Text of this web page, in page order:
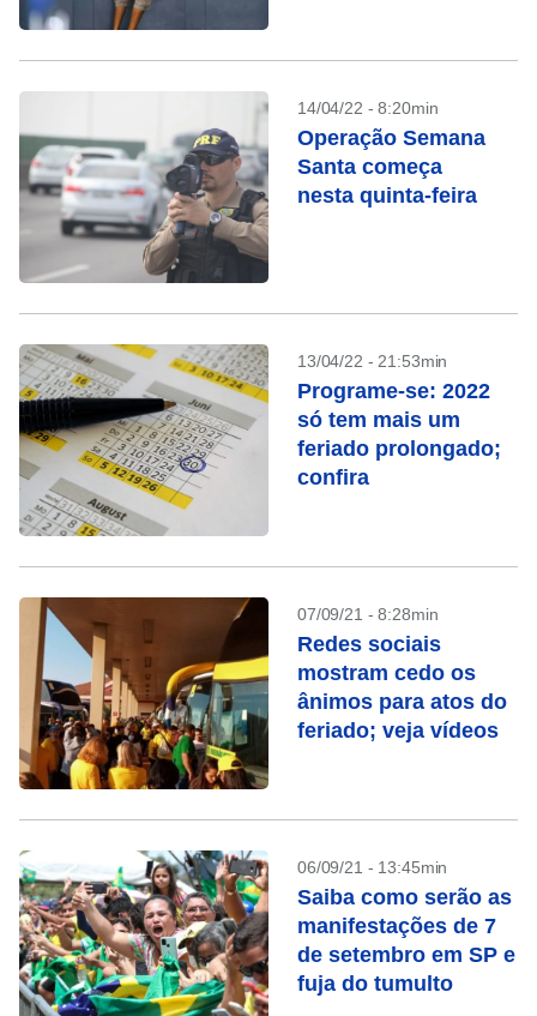
14/04/22 - 8:20min
Operação Semana
Santa começa
nesta quinta-feira
13/04/22 - 21:53min
Programe-se: 2022
só tem mais um
feriado prolongado;
confira
07/09/21 - 8:28min
Redes sociais
mostram cedo os
ânimos para atos do
feriado; veja vídeos
06/09/21 - 13:45min
Saiba como serão as
manifestações de 7
de setembro em SP e
fuja do tumulto